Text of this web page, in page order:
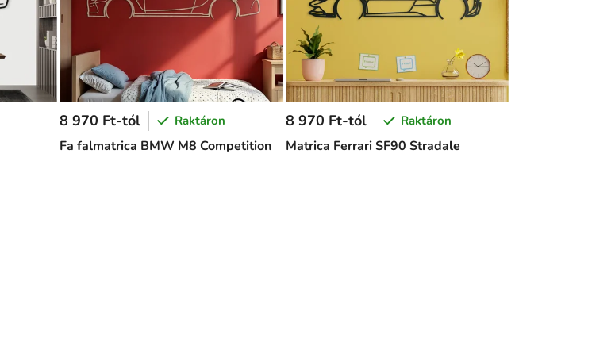
Fa falmatrica BMW M8 Competition
8 970 Ft-tól Raktáron
Matrica Ferrari SF90 Stradale
8 970 Ft-tól Raktáron